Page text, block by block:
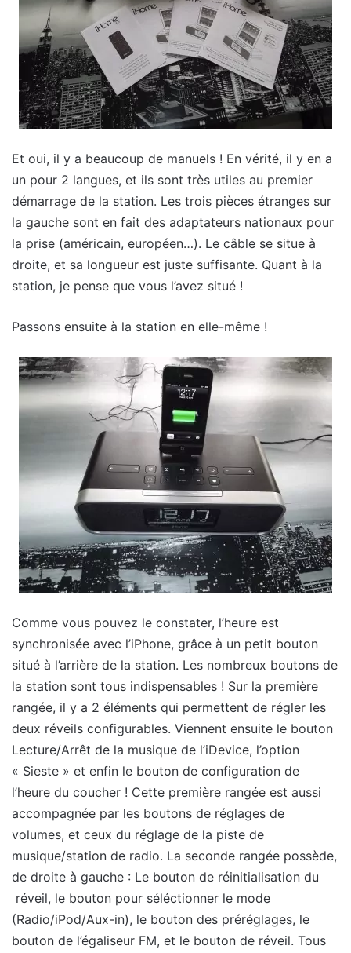
Et oui, il y a beaucoup de manuels ! En vérité, il y en a
un pour 2 langues, et ils sont très utiles au premier
démarrage de la station. Les trois pièces étranges sur
la gauche sont en fait des adaptateurs nationaux pour
la prise (américain, européen…). Le câble se situe à
droite, et sa longueur est juste suffisante. Quant à la
station, je pense que vous l’avez situé !
Passons ensuite à la station en elle-même !
Comme vous pouvez le constater, l’heure est
synchronisée avec l’iPhone, grâce à un petit bouton
situé à l’arrière de la station. Les nombreux boutons de
la station sont tous indispensables ! Sur la première
rangée, il y a 2 éléments qui permettent de régler les
deux réveils configurables. Viennent ensuite le bouton
Lecture/Arrêt de la musique de l’iDevice, l’option
« Sieste » et enfin le bouton de configuration de
l’heure du coucher ! Cette première rangée est aussi
accompagnée par les boutons de réglages de
volumes, et ceux du réglage de la piste de
musique/station de radio. La seconde rangée possède,
de droite à gauche : Le bouton de réinitialisation du
réveil, le bouton pour séléctionner le mode
(Radio/iPod/Aux-in), le bouton des préréglages, le
bouton de l’égaliseur FM, et le bouton de réveil. Tous